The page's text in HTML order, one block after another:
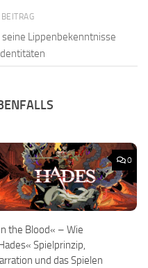
Lippenbekenntnisse
0
the Blood« – Wie
Spielprinzip,
und das Spielen